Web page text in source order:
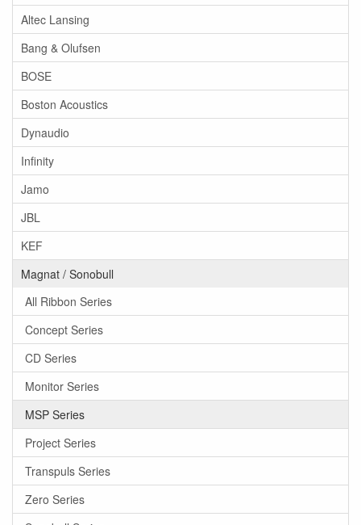
Altec Lansing
Bang & Olufsen
BOSE
Boston Acoustics
Dynaudio
Infinity
Jamo
JBL
KEF
Magnat / Sonobull
All Ribbon Series
Concept Series
CD Series
Monitor Series
MSP Series
Project Series
Transpuls Series
Zero Series